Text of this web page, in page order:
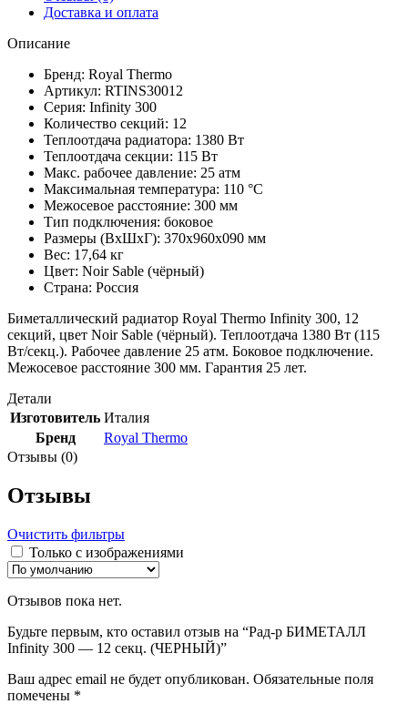
Доставка и оплата
Описание
Бренд: Royal Thermo
Артикул: RTINS30012
Серия: Infinity 300
Количество секций: 12
Теплоотдача радиатора: 1380 Вт
Теплоотдача секции: 115 Вт
Макс. рабочее давление: 25 атм
Максимальная температура: 110 °C
Межосевое расстояние: 300 мм
Тип подключения: боковое
Размеры (ВхШхГ): 370х960х090 мм
Вес: 17,64 кг
Цвет: Noir Sable (чёрный)
Страна: Россия
Биметаллический радиатор Royal Thermo Infinity 300, 12
секций, цвет Noir Sable (чёрный). Теплоотдача 1380 Вт (115
Вт/секц.). Рабочее давление 25 атм. Боковое подключение.
Межосевое расстояние 300 мм. Гарантия 25 лет.
Детали
Изготовитель Италия
Бренд
Royal Thermo
Отзывы (0)
Отзывы
Очистить фильтры
Только с изображениями
Отзывов пока нет.
Будьте первым, кто оставил отзыв на “Рад-р БИМЕТАЛЛ
Infinity 300 — 12 секц. (ЧЕРНЫЙ)”
Ваш адрес email не будет опубликован. Обязательные поля
помечены *